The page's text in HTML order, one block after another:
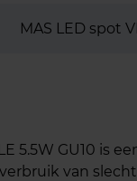
MAS LED spot
5.5W GU10 is
van